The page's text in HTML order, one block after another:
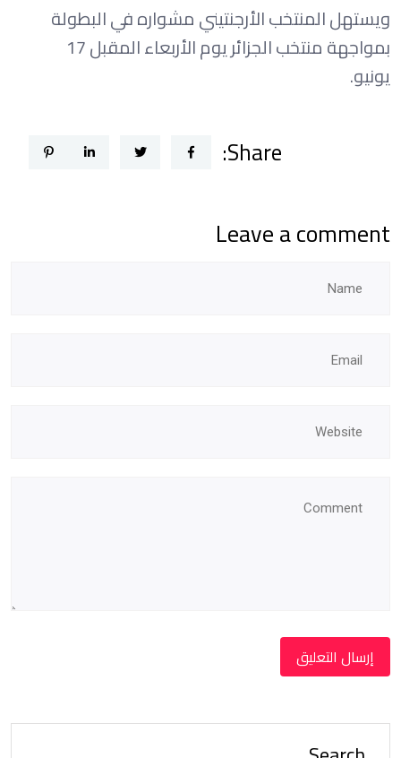
ويستهل المنتخب الأرجنتيني مشواره في البطولة
بمواجهة منتخب الجزائر يوم الأربعاء المقبل 17
يونيو.
Share:
Leave a comment